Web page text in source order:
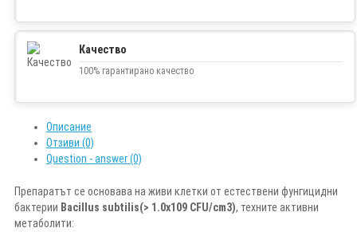
Качество
100% гарантирано качество
Описание
Отзиви (0)
Question - answer (0)
Препаратът се основава на живи клетки от естествени фунгицидни
бактерии Bacillus subtilis(> 1.0x109 CFU/cm3), техните активни
метаболити: